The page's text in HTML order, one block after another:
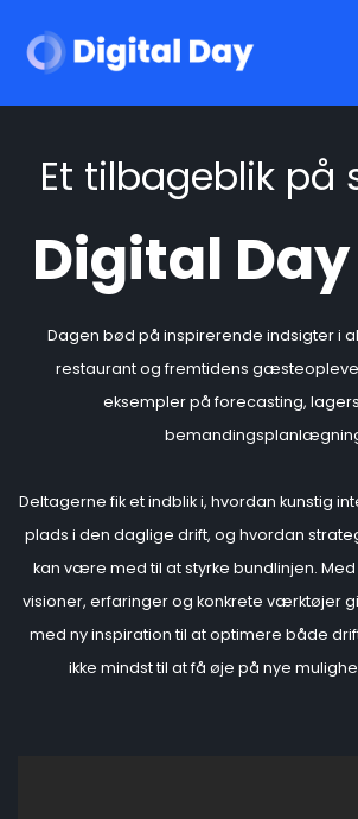
Et tilbageblik på
Digital
Dagen bød på inspirerende indsigter i
restaurant og fremtidens
eksempler på forecasting,
Deltagerne fik et indblik i, hvordan kunstig
plads i den daglige drift, og hvordan
kan være med til at styrke bundlinjen.
visioner, erfaringer og konkrete værktøjer
med ny inspiration til at optimere både
ikke mindst til at få øje på nye